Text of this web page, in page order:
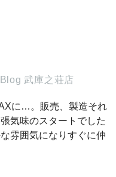
武庫之荘店
に…。販売、製造それ
気味のスタートでした
雰囲気になりすぐに仲